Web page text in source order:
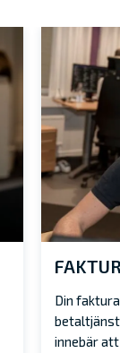
Din
innebär